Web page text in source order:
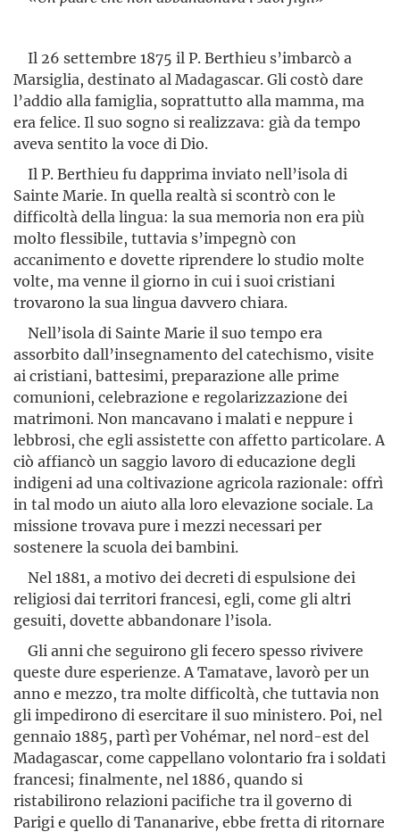
Il 26 settembre 1875 il P. Berthieu s’imbarcò a
Marsiglia, destinato al Madagascar. Gli costò dare
l’addio alla famiglia, soprattutto alla mamma, ma
era felice. Il suo sogno si realizzava: già da tempo
aveva sentito la voce di Dio.
Il P. Berthieu fu dapprima inviato nell’isola di
Sainte Marie. In quella realtà si scontrò con le
difficoltà della lingua: la sua memoria non era più
molto flessibile, tuttavia s’impegnò con
accanimento e dovette riprendere lo studio molte
volte, ma venne il giorno in cui i suoi cristiani
trovarono la sua lingua davvero chiara.
Nell’isola di Sainte Marie il suo tempo era
assorbito dall’inse­gnamento del catechismo, visite
ai cristiani, battesimi, preparazione alle prime
comunioni, celebrazione e regolarizzazione dei
matrimoni. Non mancavano i malati e neppure i
lebbrosi, che egli assistette con affetto particolare. A
ciò affiancò un saggio lavoro di educazione degli
indigeni ad una colti­vazione agricola razionale: offrì
in tal modo un aiuto alla loro elevazione sociale. La
missione trovava pure i mezzi necessari per
sostenere la scuola dei bambini.
Nel 1881, a motivo dei decreti di espul­sione dei
religiosi dai territori francesi, egli, come gli altri
gesuiti, dovette abbandonare l’isola.
Gli anni che seguirono gli fecero spesso rivivere
queste dure esperienze. A Tamatave, lavorò per un
anno e mezzo, tra molte difficoltà, che tuttavia non
gli impedirono di esercitare il suo ministero. Poi, nel
gennaio 1885, partì per Vohémar, nel nord-est del
Madagascar, come cappellano volontario fra i soldati
francesi; finalmente, nel 1886, quando si
ristabilirono relazioni pacifiche tra il governo di
Parigi e quello di Tananarive, ebbe fretta di ritornare